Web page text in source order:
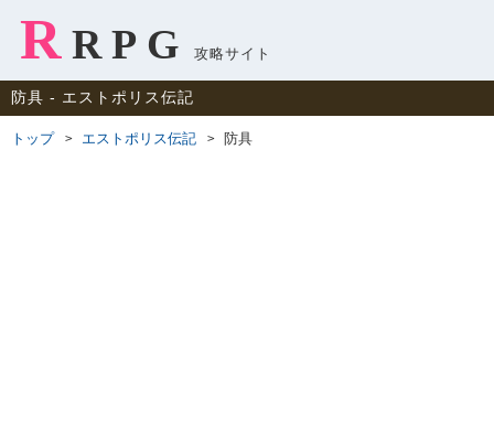
R RPG 攻略サイト
防具 ‐ エストポリス伝記
トップ エストポリス伝記 防具